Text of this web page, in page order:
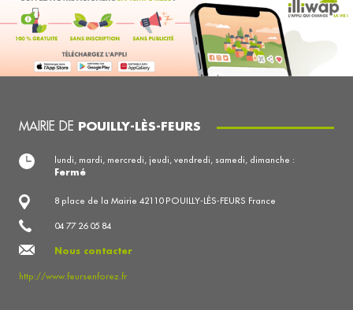
MAIRIE DE POUILLY-LÈS-FEURS
8 place de la Mairie 42110 POUILLY-LÈS-FEURS France
04 77 26 05 84
Nous contacter
http://www.feursenforez.fr
lundi, mardi, mercredi, jeudi, vendredi, samedi, dimanche :
Fermé